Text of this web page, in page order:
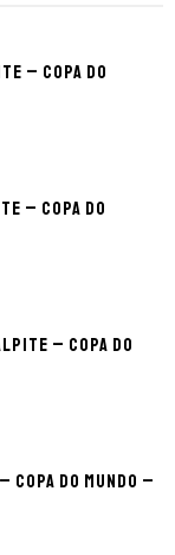
– Copa do
– Copa do
– Copa do
Copa do Mundo –